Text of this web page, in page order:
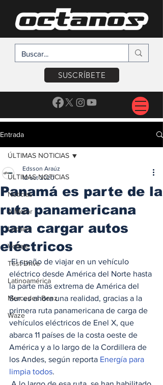
SUSCRÍBETE
Entrada
ÚLTIMAS NOTICIAS
Noticias
A Motor
Locales
Voltaje
Test Drive
Latinoamérica
Mercedes Benz
Waze
ÚLTIMAS NOTICIAS
Panamá es parte de la
ruta panamericana
para cargar autos
eléctricos
Edsson Araúz
12 oct 2020
El sueño de viajar en un vehículo
eléctrico desde América del Norte hasta
la parte más extrema de América del
Sur es ahora una realidad, gracias a la
primera ruta panamericana de carga de
vehículos eléctricos de Enel X, que
abarca 11 países de la costa oeste de
América y a lo largo de la Cordillera de
los Andes, según reporta Energía para
limpia todos.